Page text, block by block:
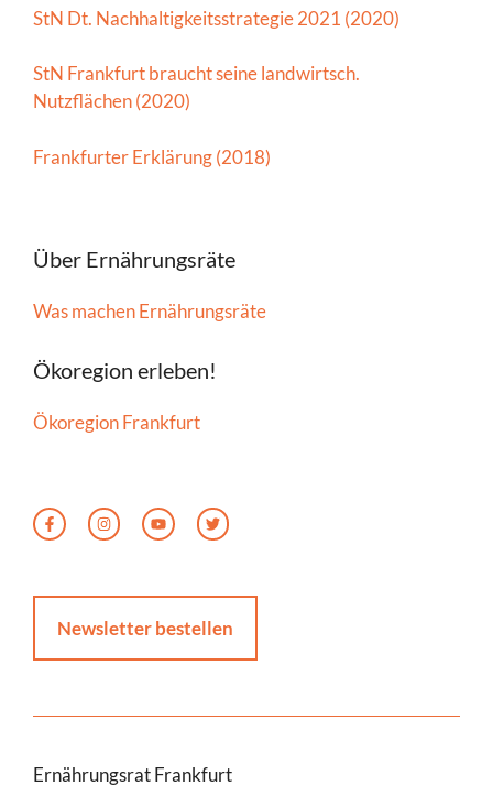
StN Dt. Nachhaltigkeitsstrategie 2021 (2020)
StN Frankfurt braucht seine landwirtsch.
Nutzflächen (2020)
Frankfurter Erklärung (2018)
Über Ernährungsräte
Was machen Ernährungsräte
Ökoregion erleben!
Ökoregion Frankfurt
Newsletter bestellen
Ernährungsrat Frankfurt